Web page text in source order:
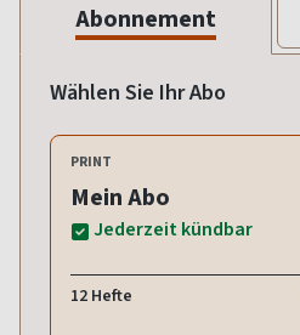
Abonnement
Wählen Sie Ihr Abo
PRINT
Mein Abo
Jederzeit kündbar
12 Hefte